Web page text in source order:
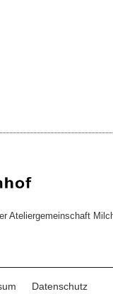
Ateliergemeinschaft
Datenschutz